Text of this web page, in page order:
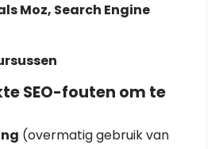
Moz, Search Engine
SEO-fouten om te
(overmatig gebruik van